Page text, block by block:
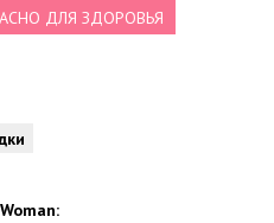
ДЛЯ ЗДОРОВЬЯ